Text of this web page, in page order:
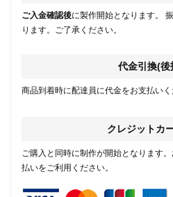
ご入金確認後に製作開始となります。
ります。ご了承ください。
代金引換(後
商品到着時に配達員に代金をお支払い
クレジットカ
ご購入と同時に制作が開始となります。
払いをご利用ください。